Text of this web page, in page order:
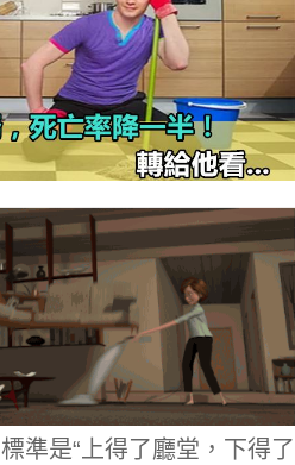
準是“上得了廳堂，下得了